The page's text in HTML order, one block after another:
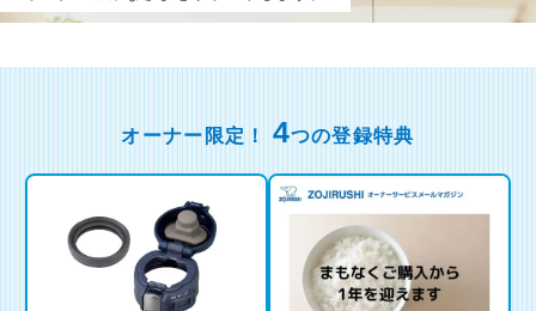
※オーナーサービスは日本国内にお住まいの個人の方向けサービスとなります
オーナー限定！ 4つの登録特典